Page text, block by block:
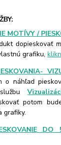
MOTÍVY /
dopieskovať
grafiku,
o náhľad
službu
potom
grafiky.